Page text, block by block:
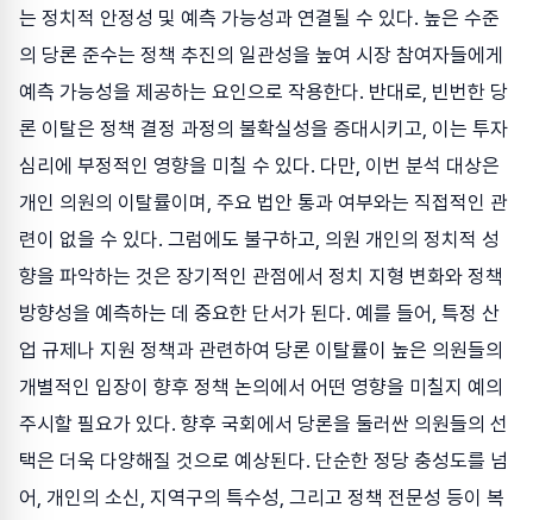
는 정치적 안정성 및 예측 가능성과 연결될 수 있다. 높은 수준
의 당론 준수는 정책 추진의 일관성을 높여 시장 참여자들에게
예측 가능성을 제공하는 요인으로 작용한다. 반대로, 빈번한 당
론 이탈은 정책 결정 과정의 불확실성을 증대시키고, 이는 투자
심리에 부정적인 영향을 미칠 수 있다. 다만, 이번 분석 대상은
개인 의원의 이탈률이며, 주요 법안 통과 여부와는 직접적인 관
련이 없을 수 있다. 그럼에도 불구하고, 의원 개인의 정치적 성
향을 파악하는 것은 장기적인 관점에서 정치 지형 변화와 정책
방향성을 예측하는 데 중요한 단서가 된다. 예를 들어, 특정 산
업 규제나 지원 정책과 관련하여 당론 이탈률이 높은 의원들의
개별적인 입장이 향후 정책 논의에서 어떤 영향을 미칠지 예의
주시할 필요가 있다. 향후 국회에서 당론을 둘러싼 의원들의 선
택은 더욱 다양해질 것으로 예상된다. 단순한 정당 충성도를 넘
어, 개인의 소신, 지역구의 특수성, 그리고 정책 전문성 등이 복